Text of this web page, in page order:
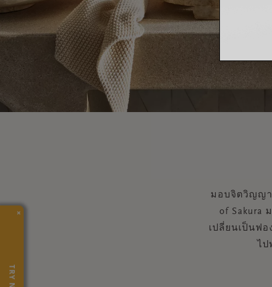
มอบจิตวิญญา
of Sakura
เปลี่ยนเป็นฟ
ไ
×